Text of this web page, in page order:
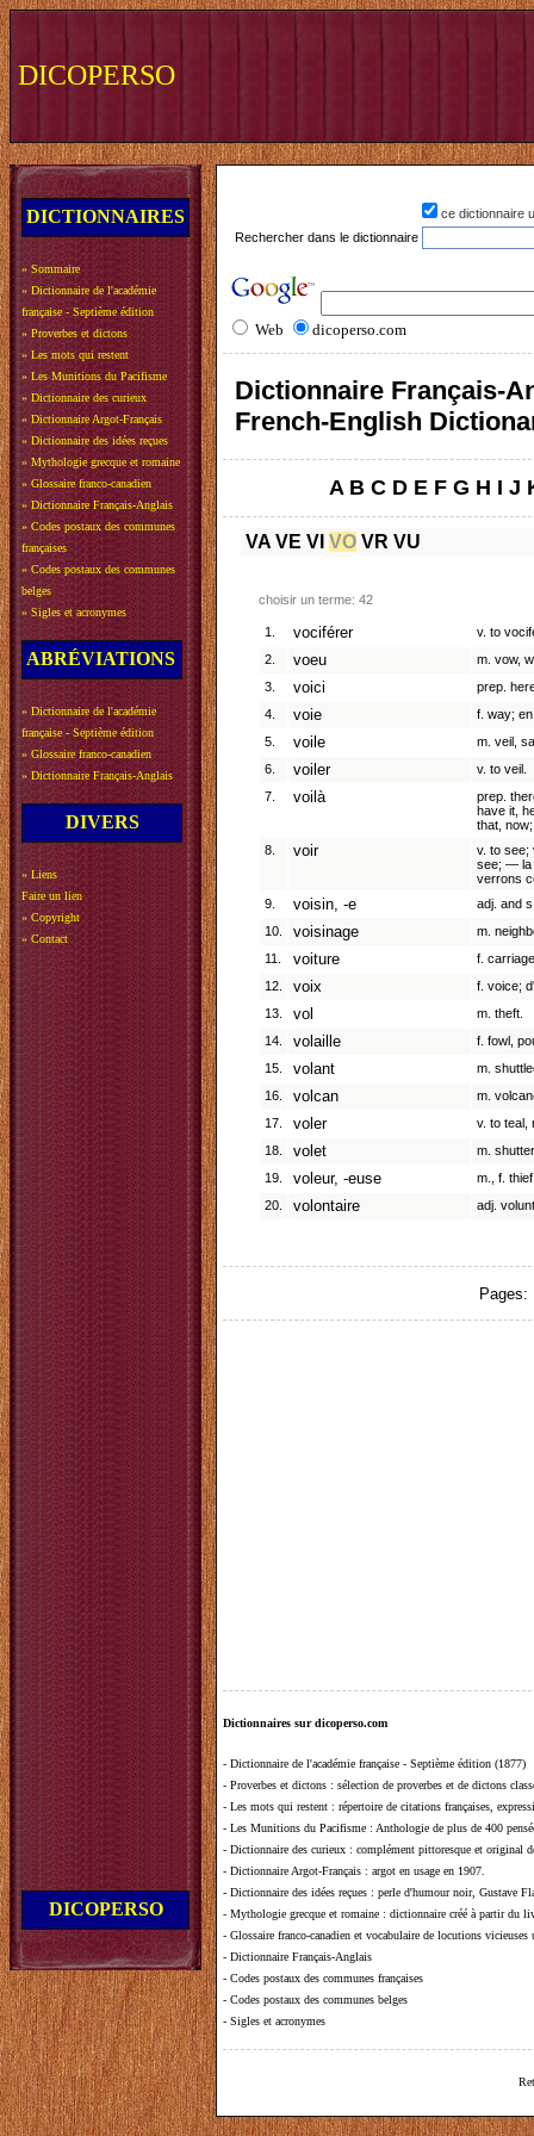
DICOPERSO
DICTIONNAIRES
» Sommaire
» Dictionnaire de l'académie
française - Septième édition
» Proverbes et dictons
» Les mots qui restent
» Les Munitions du Pacifisme
» Dictionnaire des curieux
» Dictionnaire Argot-Français
» Dictionnaire des idées reçues
» Mythologie grecque et romaine
» Glossaire franco-canadien
» Dictionnaire Français-Anglais
» Codes postaux des communes
françaises
» Codes postaux des communes
belges
» Sigles et acronymes
ABRÉVIATIONS
» Dictionnaire de l'académie
française - Septième édition
» Glossaire franco-canadien
» Dictionnaire Français-Anglais
DIVERS
» Liens
Faire un lien
» Copyright
» Contact
DICOPERSO
ce dictionnaire
Rechercher dans le dictionnaire
Web dicoperso.com
Dictionnaire Français-
French-English
A B C D E F G H I J
VA VE VI VO VR VU
choisir un terme: 42
1. vociférer
v. to
2.
voeu
m. vow,
3.
voici
prep.
4.
voie
f. way;
5.
voile
m. veil,
6.
voiler
v. to veil.
7.
voilà
prep.
have it,
that,
8.
voir
v. to see;
see; — la
verrons
9.
voisin, -e
adj. and
10.
voisinage
m.
11.
voiture
f.
12.
voix
f. voice;
13.
vol
m. theft.
14.
volaille
f. fowl,
15.
volant
m.
16.
volcan
m.
17.
voler
v. to teal,
18.
volet
m.
19.
voleur, -euse
m., f.
20.
volontaire adj.
Dictionnaires sur dicoperso.com
- Dictionnaire de l'académie française - Septième édition (1877)
- Proverbes et dictons : sélection de proverbes et de dictons
- Les mots qui restent : répertoire de citations françaises,
- Les Munitions du Pacifisme : Anthologie de plus de 400
- Dictionnaire des curieux : complément pittoresque et original
- Dictionnaire Argot-Français : argot en usage en 1907.
- Dictionnaire des idées reçues : perle d'humour noir, Gustave
- Mythologie grecque et romaine : dictionnaire créé à partir du
- Glossaire franco-canadien et vocabulaire de locutions vicieuses
- Dictionnaire Français-Anglais
- Codes postaux des communes françaises
- Codes postaux des communes belges
- Sigles et acronymes